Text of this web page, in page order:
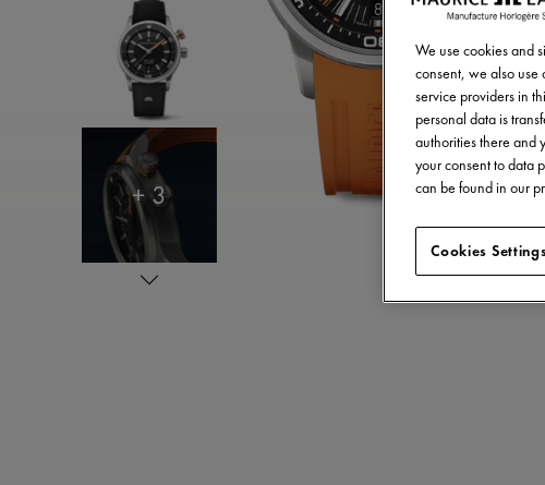
+ 3
We use cookies and
consent, we also use
service providers in
personal data is
authorities there and
your consent to data
can be found in our
Cookies